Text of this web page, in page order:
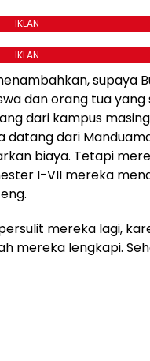
IKLAN
IKLAN
supaya
dan orang tua
dari kampus
dari
biaya. Tetapi
I-VII mereka
mereka lagi,
mereka lengkapi.